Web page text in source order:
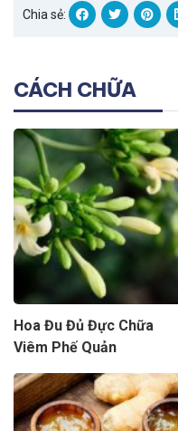
Chia sẻ:
CÁCH CHỮA
Hoa Đu Đủ Đực Chữa
Viêm Phế Quản